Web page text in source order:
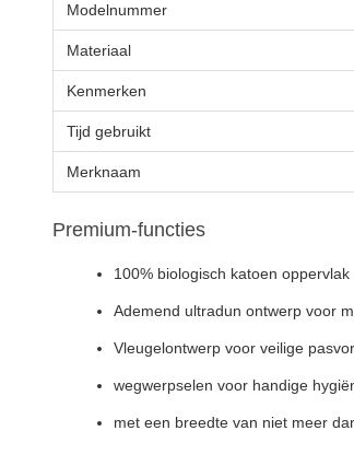
Modelnummer
Materiaal
Kenmerken
Tijd gebruikt
Merknaam
Premium-functies
100% biologisch katoen
Ademend ultradun ontwerp voor
Vleugelontwerp voor veilige
wegwerpselen voor handige
met een breedte van niet meer